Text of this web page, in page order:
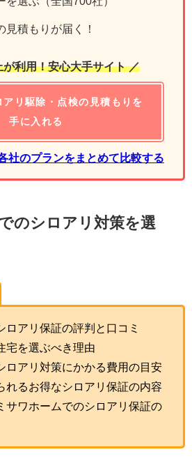
見積もりが届く！
が利用！安心大手サイト ／
アリ駆除・点検の見積もりを
手に入れる
社のプランをまとめて比較する
のシロアリ対策を選
ロアリ保証の評判と口コミ
宅を選ぶべき理由
ロアリ対策にかかる費用の目安
れるお得なシロアリ保証の内容
サワホームでのシロアリ保証の